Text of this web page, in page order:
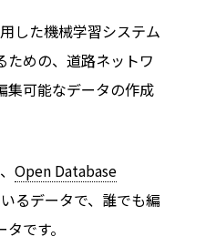
した機械学習システム
ための、道路ネットワ
集可能なデータの作成
Open Database
るデータで、誰でも編
です。